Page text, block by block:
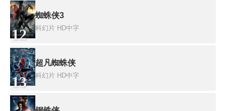
12
蜘蛛侠3
科幻片 HD中字
13
超凡蜘蛛侠
科幻片 HD中字